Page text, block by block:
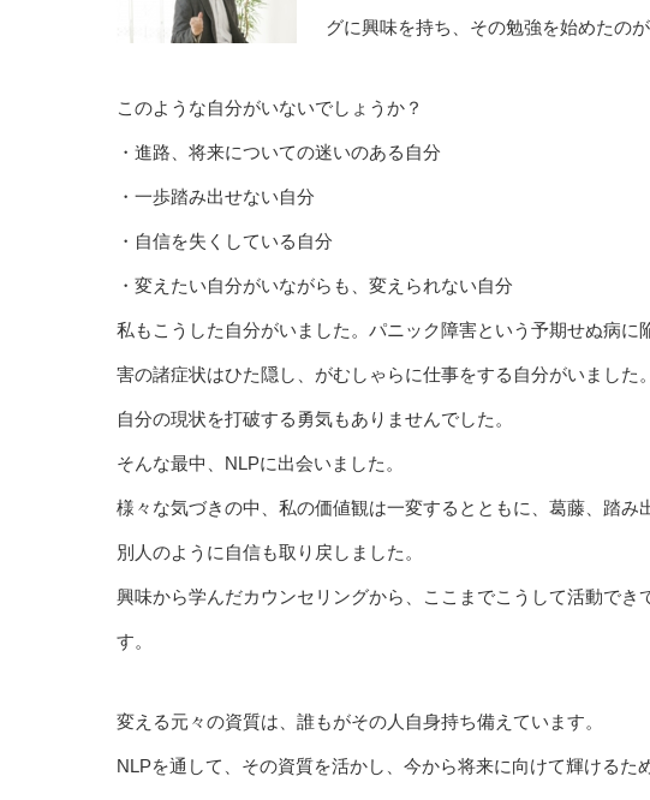
グに興味を持ち、その勉強を始めたのが
このような自分がいないでしょうか？
・進路、将来についての迷いのある自分
・一歩踏み出せない自分
・自信を失くしている自分
・変えたい自分がいながらも、変えられない自分
私もこうした自分がいました。パニック障害という予期せぬ病
害の諸症状はひた隠し、がむしゃらに仕事をする自分がいました。
自分の現状を打破する勇気もありませんでした。
そんな最中、NLPに出会いました。
様々な気づきの中、私の価値観は一変するとともに、葛藤、踏
別人のように自信も取り戻しました。
興味から学んだカウンセリングから、ここまでこうして活動で
す。
変える元々の資質は、誰もがその人自身持ち備えています。
NLPを通して、その資質を活かし、今から将来に向けて輝ける